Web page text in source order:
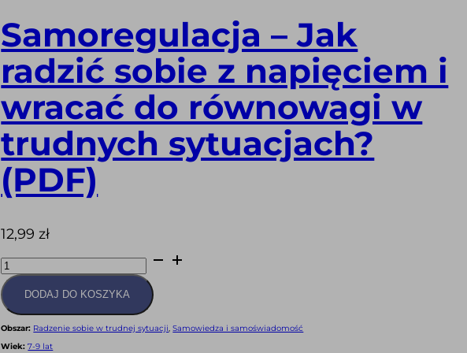
Samoregulacja – Jak
radzić sobie z napięciem i
wracać do równowagi w
trudnych sytuacjach?
(PDF)
12,99zł
Samoregulacja
-
Jak
radzić
sobie
napięciem
wracać
DODAJ DO KOSZYKA
Obszar: Radzenie sobie w trudnej sytuacji,Samowiedza i samoświadomość
Wiek:7-9 lat